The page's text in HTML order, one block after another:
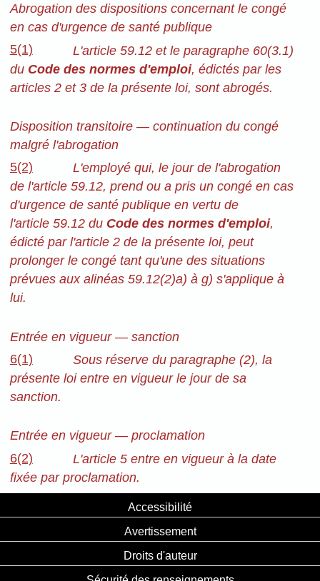
Abrogation des dispositions concernant le congé
en cas d'urgence de santé publique
5(1)
L'article 59.12 et le paragraphe 60(3.1)
du Code des normes d'emploi, édictés par les
articles 2 et 3 de la présente loi, sont abrogés.
Disposition transitoire — continuation du congé
malgré l'abrogation
5(2)
L'employé qui, le jour de l'abrogation
de l'article 59.12, prend ou a pris un congé en cas
d'urgence de santé publique en vertu de
l'article 59.12 du Code des normes d'emploi,
édicté par l'article 2 de la présente loi, peut
prolonger le congé tant qu'une des situations
prévues aux alinéas 59.12(2)a) à g) s'applique à
lui.
Entrée en vigueur — sanction
6(1)
Sous réserve du paragraphe (2), la
présente loi entre en vigueur le jour de sa
sanction.
Entrée en vigueur — proclamation
6(2)
L'article 5 entre en vigueur à la date
fixée par proclamation.
Accessibilité
Avertissement
Droits d'auteur